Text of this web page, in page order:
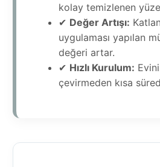
kolay temizlenen
✔ Değer Artışı:
uygulaması yapılan
değeri artar.
✔ Hızlı Kurulum:
çevirmeden kısa